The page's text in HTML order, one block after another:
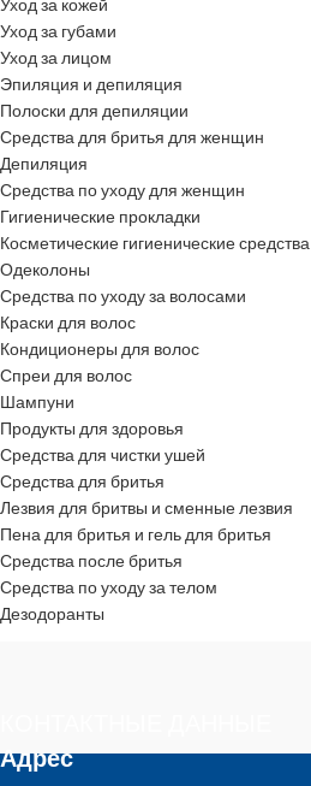
Уход за кожей
Уход за губами
Уход за лицом
Эпиляция и депиляция
Полоски для депиляции
Средства для бритья для женщин
Депиляция
Средства по уходу для женщин
Гигиенические прокладки
Косметические гигиенические средства
Одеколоны
Средства по уходу за волосами
Краски для волос
Кондиционеры для волос
Спреи для волос
Шампуни
Продукты для здоровья
Средства для чистки ушей
Средства для бритья
Лезвия для бритвы и сменные лезвия
Пена для бритья и гель для бритья
Средства после бритья
Средства по уходу за телом
Дезодоранты
Адрес